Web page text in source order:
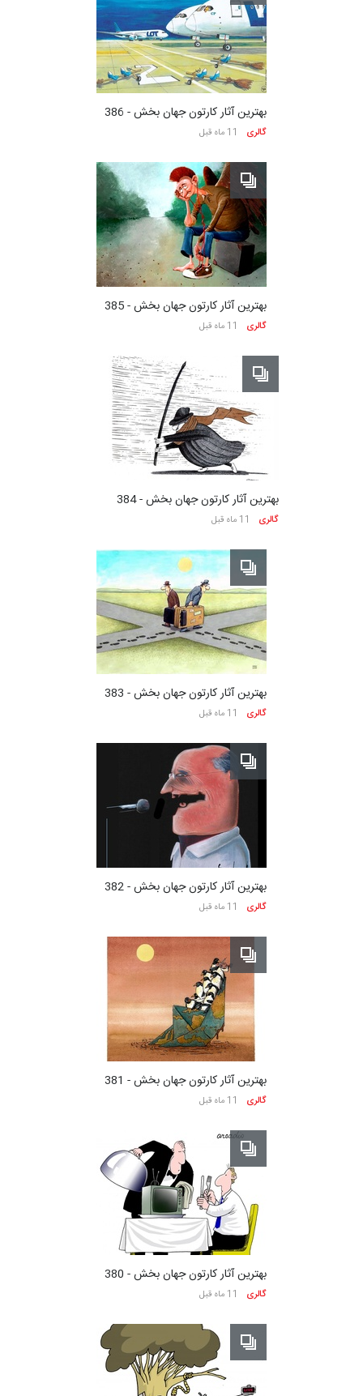
بهترین آثار کارتون جهان بخش - 386
گالری 11 ماه قبل
بهترین آثار کارتون جهان بخش - 385
گالری 11 ماه قبل
بهترین آثار کارتون جهان بخش - 384
گالری 11 ماه قبل
بهترین آثار کارتون جهان بخش - 383
گالری 11 ماه قبل
بهترین آثار کارتون جهان بخش - 382
گالری 11 ماه قبل
بهترین آثار کارتون جهان بخش - 381
گالری 11 ماه قبل
بهترین آثار کارتون جهان بخش - 380
گالری 11 ماه قبل